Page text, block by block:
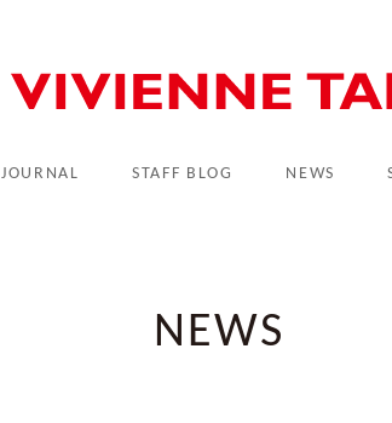
JOURNAL STAFF BLOG NEWS
NEWS